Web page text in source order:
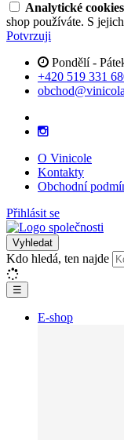
Analytické cookies
shop používáte. S
Potvrzuji
Pondělí -
+420 519 331
O Vinicole
Kontakty
Obchodní
Přihlásit se
Vyhledat
Kdo hledá, ten najde
☰
E-shop